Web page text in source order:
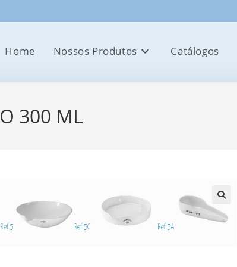
Home Nossos Produtos Catálogos
300 ML